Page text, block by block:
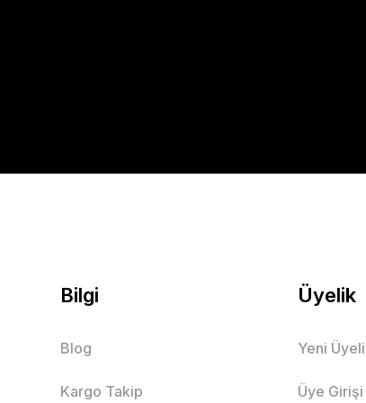
Bilgi
Blog
Kargo Takip
Üyelik
Yeni
Üye Girişi